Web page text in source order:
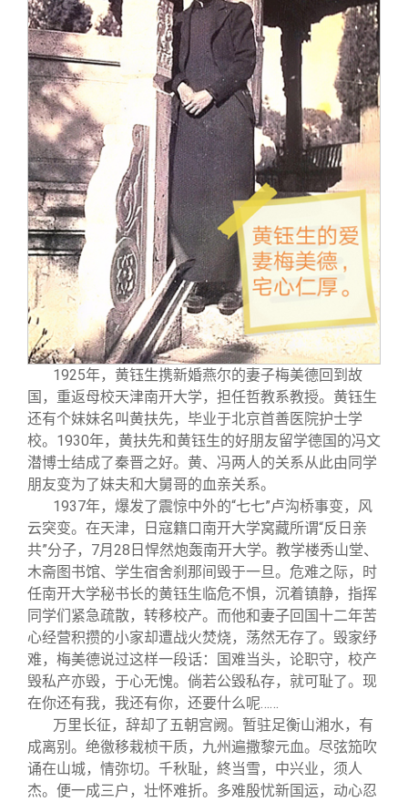
1925年，黄钰生携新婚燕尔的妻子梅美德回到故
国，重返母校天津南开大学，担任哲教系教授。黄钰生
还有个妹妹名叫黄扶先，毕业于北京首善医院护士学
校。1930年，黄扶先和黄钰生的好朋友留学德国的冯文
潜博士结成了秦晋之好。黄、冯两人的关系从此由同学
朋友变为了妹夫和大舅哥的血亲关系。
1937年，爆发了震惊中外的“七七”卢沟桥事变，风
云突变。在天津，日寇籍口南开大学窝藏所谓“反日亲
共”分子，7月28日悍然炮轰南开大学。教学楼秀山堂、
木斋图书馆、学生宿舍刹那间毁于一旦。危难之际，时
任南开大学秘书长的黄钰生临危不惧，沉着镇静，指挥
同学们紧急疏散，转移校产。而他和妻子回国十二年苦
心经营积攒的小家却遭战火焚烧，荡然无存了。毁家纾
难，梅美德说过这样一段话：国难当头，论职守，校产
毁私产亦毁，于心无愧。倘若公毀私存，就可耻了。现
在你还有我，我还有你，还要什么呢……
万里长征，辞却了五朝宫阙。暂驻足衡山湘水，有
成离别。绝徼移栽桢干质，九州遍撒黎元血。尽弦笳吹
诵在山城，情弥切。千秋耻，終当雪，中兴业，须人
杰。便一成三户，壮怀难折。多难殷忧新国运，动心忍